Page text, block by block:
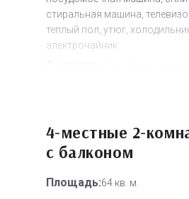
стиральная машина,
теплый пол, утюг,
электрочайник
Другое:Wi-Fi бесплатно,
полотенец, смена постельного
Дополнительное место:
4-местные 2-
с балконом
Площадь:64 кв. м.